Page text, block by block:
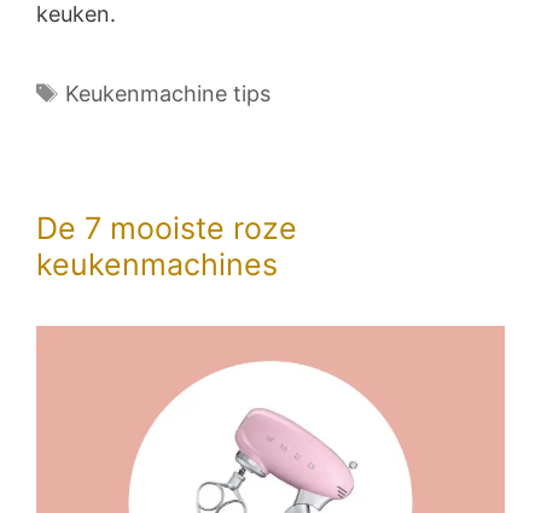
keuken.
Tags
Keukenmachine tips
De 7 mooiste roze
keukenmachines